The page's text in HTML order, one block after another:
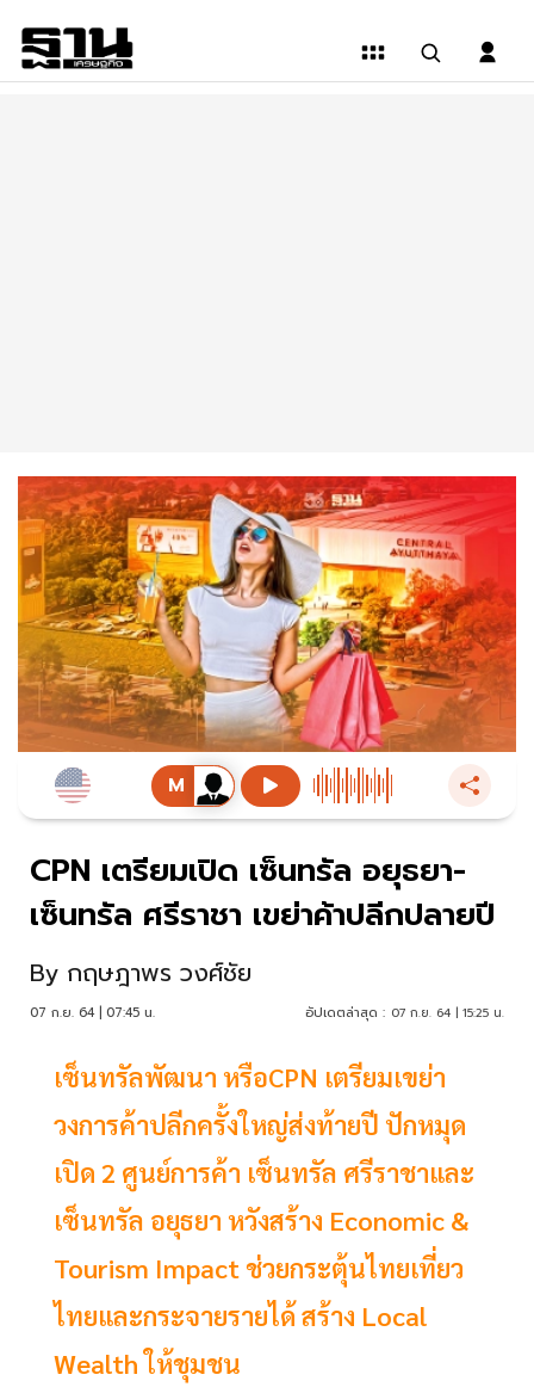
CPN เตรียมเปิด เซ็นทรัล อยุธยา-
เซ็นทรัล ศรีราชา เขย่าค้าปลีกปลายปี
By กฤษฎาพร วงศ์ชัย
07 ก.ย. 64 | 07:45 น. อัปเดตล่าสุด : 07 ก.ย. 64 | 15:25 น.
เซ็นทรัลพัฒนา หรือCPN เตรียมเขย่า
วงการค้าปลีกครั้งใหญ่ส่งท้ายปี ปักหมุด
เปิด 2 ศูนย์การค้า เซ็นทรัล ศรีราชาและ
เซ็นทรัล อยุธยา หวังสร้าง Economic &
Tourism Impact ช่วยกระตุ้นไทยเที่ยว
ไทยและกระจายรายได้ สร้าง Local
Wealth ให้ชุมชน